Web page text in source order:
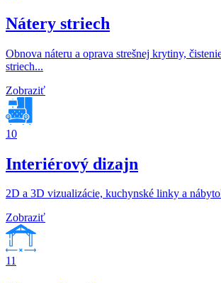
Nátery striech
Obnova náteru a oprava strešnej krytiny,
striech...
Zobraziť
10
Interiérový dizajn
2D a 3D vizualizácie, kuchynské linky a
Zobraziť
11